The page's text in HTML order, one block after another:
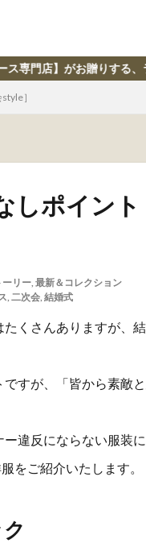
る、ライフスタイル情報
］
しポイン
ーリー, 最新＆コレクション
, 二次会, 結婚式
くさんありますが、
すが、「皆から素敵
違反にならない服装
をご紹介いたします。